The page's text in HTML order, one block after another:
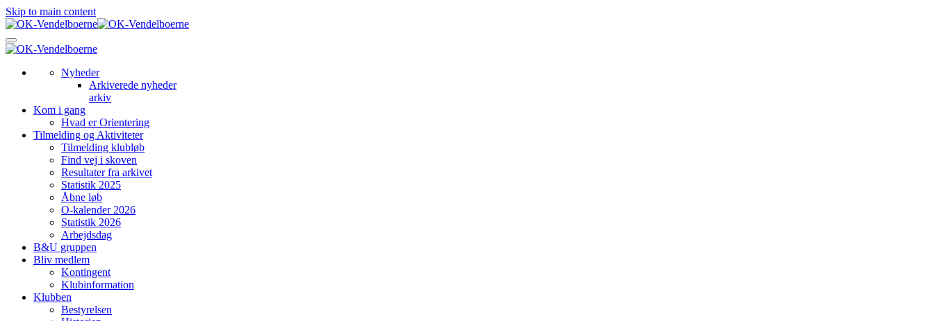
Skip to main content
Nyheder
Arkiverede nyheder
arkiv
Kom i gang
Hvad er Orientering
Tilmelding og Aktiviteter
Tilmelding klubløb
Find vej i skoven
Resultater fra arkivet
Statistik 2025
Åbne løb
O-kalender 2026
Statistik 2026
Arbejdsdag
B&U gruppen
Bliv medlem
Kontingent
Klubinformation
Klubben
Bestyrelsen